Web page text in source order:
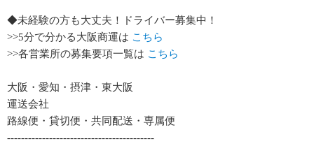
◆未経験の方も大丈夫！ドライバー募集中！
>>5分で分かる大阪商運は こちら
>>各営業所の募集要項一覧は こちら
大阪・愛知・摂津・東大阪
運送会社
路線便・貸切便・共同配送・専属便
------------------------------------------